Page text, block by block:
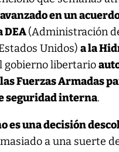
en un
DEA(Administración
Unidos) a la
gobierno libertario
Fuerzas Armadas
seguridad interna.
es una decisión
a una suerte